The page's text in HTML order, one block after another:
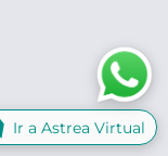
prohibidas.
por
La protección
judicial
Ir a Astrea Virtual